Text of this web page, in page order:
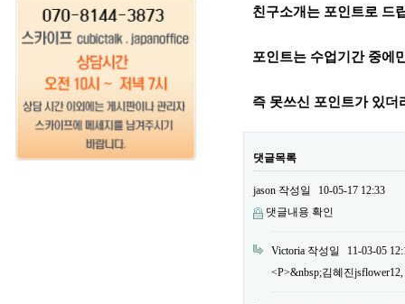
친구소개는 포인트로 드
포인트는 수업기간 중에
즉 못쓰신 포인트가 있더
댓글목록
jason 작성일
10-05-17 12:33
댓글내용 확인
Victoria 작성일
11-03-05
<P>&nbsp;김혜진